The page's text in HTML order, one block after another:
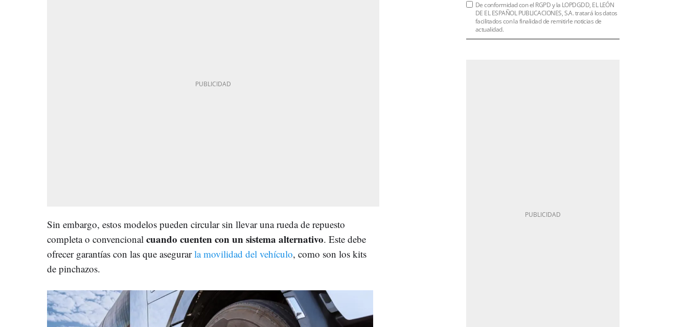
Sin embargo, estos modelos pueden circular sin llevar una rueda de repuesto
completa o convencional cuando cuenten con un sistema alternativo. Este debe
ofrecer garantías con las que asegurarla movilidad del vehículo, como son los kits
de pinchazos.
De conformidad con el RGPD y la LOPDGDD, EL LEÓN
DE EL ESPAÑOL PUBLICACIONES, S.A. tratará los datos
facilitados con la finalidad de remitirle noticias de
actualidad.